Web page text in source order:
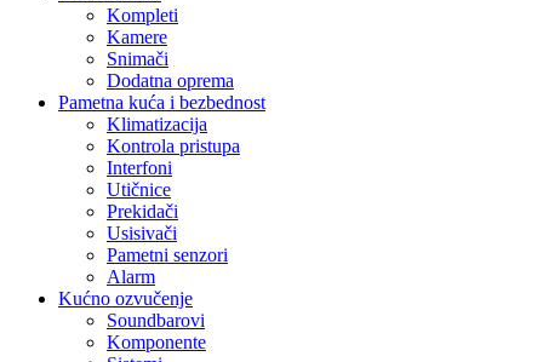
Kompleti
Kamere
Snimači
Dodatna oprema
Pametna kuća i bezbednost
Klimatizacija
Kontrola pristupa
Interfoni
Utičnice
Prekidači
Usisivači
Pametni senzori
Alarm
Kućno ozvučenje
Soundbarovi
Komponente